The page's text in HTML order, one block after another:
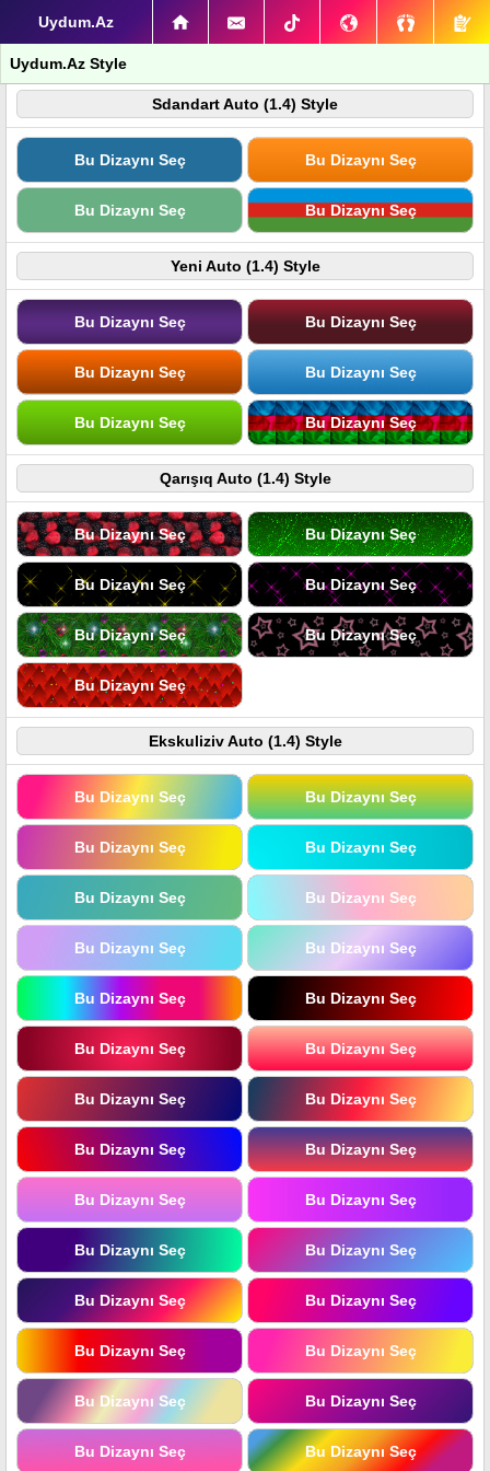
Uydum.Az
Uydum.Az Style
Sdandart Auto (1.4) Style
Bu Dizaynı Seç Bu Dizaynı Seç
Bu Dizaynı Seç Bu Dizaynı Seç
Yeni Auto (1.4) Style
Bu Dizaynı Seç Bu Dizaynı Seç
Bu Dizaynı Seç Bu Dizaynı Seç
Bu Dizaynı Seç Bu Dizaynı Seç
Qarışıq Auto (1.4) Style
Bu Dizaynı Seç Bu Dizaynı Seç
Bu Dizaynı Seç Bu Dizaynı Seç
Bu Dizaynı Seç Bu Dizaynı Seç
Bu Dizaynı Seç
Ekskuliziv Auto (1.4) Style
Bu Dizaynı Seç Bu Dizaynı Seç
Bu Dizaynı Seç Bu Dizaynı Seç
Bu Dizaynı Seç Bu Dizaynı Seç
Bu Dizaynı Seç Bu Dizaynı Seç
Bu Dizaynı Seç Bu Dizaynı Seç
Bu Dizaynı Seç Bu Dizaynı Seç
Bu Dizaynı Seç Bu Dizaynı Seç
Bu Dizaynı Seç Bu Dizaynı Seç
Bu Dizaynı Seç Bu Dizaynı Seç
Bu Dizaynı Seç Bu Dizaynı Seç
Bu Dizaynı Seç Bu Dizaynı Seç
Bu Dizaynı Seç Bu Dizaynı Seç
Bu Dizaynı Seç Bu Dizaynı Seç
Bu Dizaynı Seç Bu Dizaynı Seç